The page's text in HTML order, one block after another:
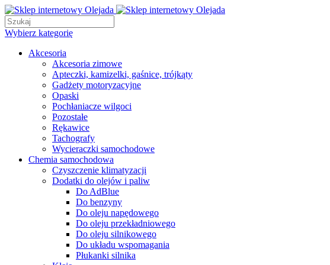
Wybierz kategorię
Akcesoria
Akcesoria zimowe
Apteczki, kamizelki, gaśnice, trójkąty
Gadżety motoryzacyjne
Opaski
Pochłaniacze wilgoci
Pozostałe
Rękawice
Tachografy
Wycieraczki samochodowe
Chemia samochodowa
Czyszczenie klimatyzacji
Dodatki do olejów i paliw
Do AdBlue
Do benzyny
Do oleju napędowego
Do oleju przekładniowego
Do oleju silnikowego
Do układu wspomagania
Płukanki silnika